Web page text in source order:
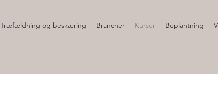
Træfældning og beskæring Brancher Kurser Beplantning